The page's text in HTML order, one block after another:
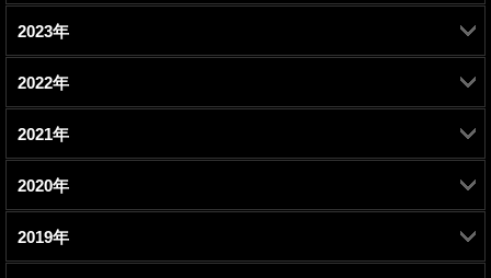
7月 (1)
2023年
10月 (1)
7月 (1)
3月 (1)
2月 (1)
2022年
11月 (1)
9月 (1)
5月 (1)
2021年
12月 (1)
10月 (1)
2020年
11月 (1)
2019年